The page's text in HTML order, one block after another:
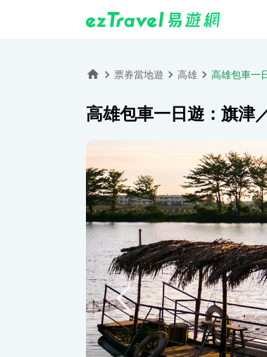
票券當地遊 高雄 高雄包車一
高雄包車一日遊：旗津